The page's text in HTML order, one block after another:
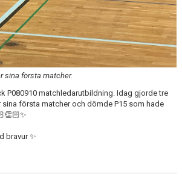
sina första matcher.
P080910 matchledarutbildning. Idag gjorde tre
sina första matcher och dömde P15 som hade
bravur ✨